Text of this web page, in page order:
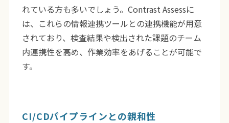
れている方も多いでしょう。Contrast Assessに
は、これらの情報連携ツールとの連携機能が用意
されており、検査結果や検出された課題のチーム
内連携性を高め、作業効率をあげることが可能で
す。
CI/CDパイプラインとの親和性